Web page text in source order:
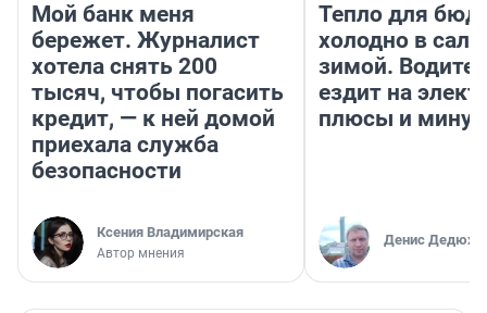
Мой банк меня
бережет. Журналист
хотела снять 200
тысяч, чтобы погасить
кредит, — к ней домой
приехала служба
безопасности
Ксения Владимирская
Автор мнения
Тепло для
холодно в
зимой.
ездит на
плюсы и
Денис